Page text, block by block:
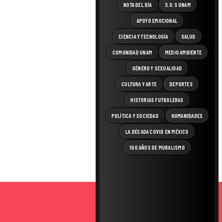
NOTA DEL DÍA S.O.S UNAM
APOYO EMOCIONAL
CIENCIA Y TECNOLOGÍA SALUD
COMUNIDAD UNAM MEDIO AMBIENTE
GÉNERO Y SEXUALIDAD
CULTURA Y ARTE DEPORTES
HISTORIAS FUTBOLERAS
POLÍTICA Y SOCIEDAD HUMANIDADES
LA DÉCADA COVID EN MÉXICO
100 AÑOS DE MURALISMO